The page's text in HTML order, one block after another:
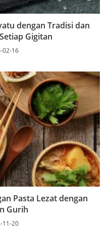
dengan Tradisi dan
Gigitan
02-16
Pasta Lezat dengan
Gurih
11-20